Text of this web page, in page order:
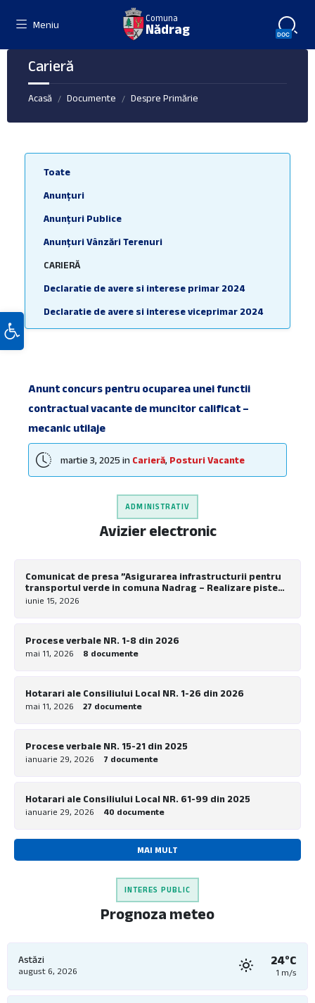
Deschide bara de unelte
Meniu
Comuna
Nădrag
Carieră
Acasă / Documente / Despre Primărie
Toate
Anunțuri
Anunțuri Publice
Anunțuri Vânzări Terenuri
CARIERĂ
Declaratie de avere si interese primar 2024
Declaratie de avere si interese viceprimar 2024
2024
Declaratii de avere si interese functionari
publici 2024
2024
Dispozițiile autorității executive
Hotărârile autorității deliberative
Organigrama şi statul de funcţii
Organizare
Procese-Verbale
Registrul pentru evidența dispozițiilor
autorității executive
autorității deliberative
Servicii Publice
Structura și Organigrama
Transparență Decizională
Anunt concurs pentru ocuparea unei functii
contractual vacante de muncitor calificat –
mecanic utilaje
martie 3, 2025 in Carieră, Posturi Vacante
ADMINISTRATIV
Avizier electronic
Comunicat de presa ”Asigurarea infrastructurii pentru
transportul verde in comuna Nadrag – Realizare piste
pentru biciclete la nivel local”
iunie 15, 2026
Procese verbale NR. 1-8 din 2026
mai 11, 2026 8 documente
Hotarari ale Consiliului Local NR. 1-26 din 2026
mai 11, 2026 27 documente
Procese verbale NR. 15-21 din 2025
ianuarie 29, 2026 7 documente
Hotarari ale Consiliului Local NR. 61-99 din 2025
ianuarie 29, 2026 40 documente
MAI MULT
INTERES PUBLIC
Prognoza meteo
Astăzi
august 6, 2026
24°C
1 m/s